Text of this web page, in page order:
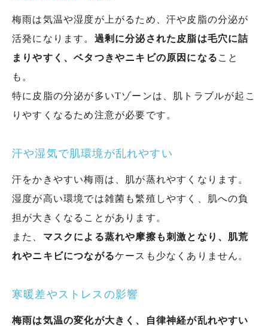
梅雨は気温や湿度が上がるため、汗や皮脂の分泌が
活発になります。 過剰に分泌された皮脂は毛穴に詰
まりやすく、ベタつきやニキビの原因になる こと
も。
特に皮脂の分泌が多いTゾーンは、肌トラブルが起こ
りやすくなるため注意が必要です。
汗や湿気で肌環境が乱れやすい
汗をかきやすい梅雨は、肌が蒸れやすくなります。
湿度が高い環境では雑菌も繁殖しやすく、肌への負
担が大きくなることがあります。
また、 マスクによる蒸れや摩擦も刺激となり、肌荒
れやニキビにつながるケースも少なくありません。
寒暖差やストレスの影響
梅雨は気温の変化が大きく、自律神経が乱れやすい